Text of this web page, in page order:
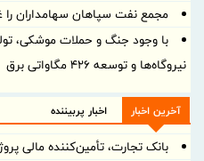
مجمع نفت سپاهان سهامداران را
با وجود جنگ و حملات موشکی،
نیروگاه‌ها و توسعه ۴۲۶ مگاواتی برق
آخرین اخبار اخبار پربیننده
بانک تجارت، تأمین‌کننده مالی پروژه